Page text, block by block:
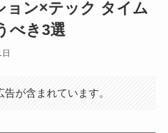
ョン×テック タイム
べき3選
が含まれています。